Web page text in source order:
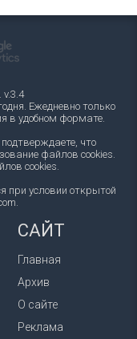
Ежедневно только
в удобном формате.
что
файлов cookies.
cookies.
при условии открытой
САЙТ
Главная
Архив
О сайте
Реклама